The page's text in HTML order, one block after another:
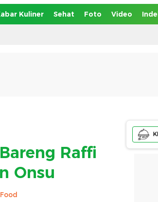
Kuliner Sehat Foto Video
Raffi
Onsu